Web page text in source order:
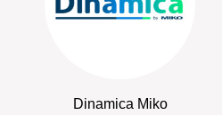
Dinamica Miko